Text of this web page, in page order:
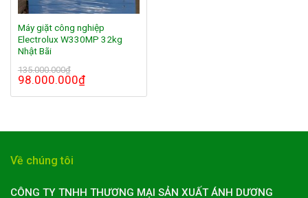
Máy giặt công nghiệp
Electrolux W330MP 32kg
Nhật Bãi
135.000.000₫
98.000.000₫
Về chúng tôi
CÔNG TY TNHH THƯƠNG MẠI SẢN XUẤT ÁNH DƯƠNG